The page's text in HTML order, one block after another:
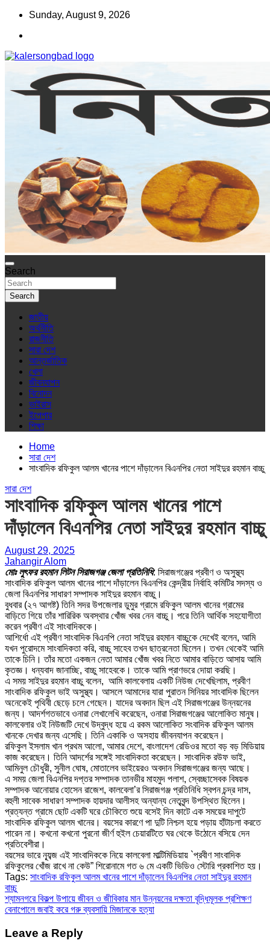
Skip
content
Sunday, August 9, 2026
কালের সংবাদ
www.kalersongbad.com
Search
Search
জাতীয়
অর্থনীতি
রাজনীতি
সারা দেশ
আন্তর্জাতিক
খেলা
জীবনযাপন
বিনোদন
ভাইরাস
ইপেপার
শিক্ষা
Home
সারা দেশ
সাংবাদিক রফিকুল আলম খানের পাশে দাঁড়ালেন বিএনপির নেতা সাইদুর রহমান বাচ্চু
সারা দেশ
সাংবাদিক রফিকুল আলম খানের পাশে
দাঁড়ালেন বিএনপির নেতা সাইদুর রহমান বাচ্চু
August 29, 2025
Jahangir Alom
মোঃ লুৎফর রহমান লিটন সিরাজগঞ্জ জেলা প্রতিনিধি: সিরাজগঞ্জের প্রবীণ ও অসুস্থ্য
সাংবাদিক রফিকুল আলম খানের পাশে দাঁড়ালেন বিএনপির কেন্দ্রীয় নির্বাহি কমিটির সদস্য ও
জেলা বিএনপির সাধারণ সম্পাদক সাইদুর রহমান বাচ্চু।
বুধবার (২৭ আগষ্ট) তিনি সদর উপজেলার ডুমুর গ্রামে রফিকুল আলম খানের গ্রামের
বাড়িতে গিয়ে তাঁর শারিরিক অবস্থার খোঁজ খবর নেন বাচ্চু। পরে তিনি আর্থিক সহযোগীতা
করেন প্রবীণ এই সাংবাদিককে।
আশির্ধো এই প্রবীণ সাংবাদিক বিএনপি নেতা সাইদুর রহমান বাচ্চুকে দেখেই বলেন, আমি
যখন পুরোদমে সাংবাদিকতা করি, বাচ্চু সাহেব তখন ছাত্রনেতা ছিলেন। তখন থেকেই আমি
তাকে চিনি। তাঁর মতো একজন নেতা আমার খোঁজ খবর নিতে আমার বাড়িতে আসায় আমি
কৃতজ্ঞ। ধন্যবাদ জানাচ্ছি, বাচ্চু সাহেবকে। তাকে আমি প্রাণভরে দোয়া করছি।
এ সময় সাইদুর রহমান বাচ্চু বলেন, আমি কালবেলায় একটি নিউজ দেখেছিলাম, প্রবীণ
সাংবাদিক রফিকুল ভাই অসুস্থ্য। আসলে আমাদের যারা পুরাতন সিনিয়র সাংবাদিক ছিলেন
অনেকেই পৃথিবী ছেড়ে চলে গেছেন। যাদের অবদান ছিল এই সিরাজগঞ্জের উন্নয়নের
জন্য। আদর্শগতভাবে ওনারা লেখালেখি করেছেন, ওনারা সিরাজগঞ্জের আলোকিত মানুষ।
কালবেলার ওই নিউজটি দেখে উদ্বুদ্ধ হয়ে এ রকম আলোকিত সংবাদিক রফিকুল আলম
খানকে দেখার জন্য এসেছি। তিনি একাকি ও অসহায় জীবনযাপন করেছেন।
রফিকুল ইসলাম খান প্রথম আলো, আমার দেশে, বাংলাদেশ রেডিওর মতো বড় বড় মিডিয়ায়
কাজ করেছেন। তিনি আদর্শের সঙ্গেই সাংবাদিকতা করেছেন। সাংবাদিক রউফ ভাই,
আমিনুল চৌধুরী, সুনীল ঘোষ, মোতালেব ভাইয়েরও অবদান সিরাজগঞ্জের জন্য আছে।
এ সময় জেলা বিএনপির দপ্তর সম্পাদক তানভীর মাহমুদ পলাশ, স্বেচ্ছাসেবক বিষয়ক
সম্পাদক আনোয়ার হোসেন রাজেশ, কালবেলা’র সিরাজগঞ্জ প্রতিনিধি স্বপন চন্দ্র দাস,
বহুলী সাবেক সাধারণ সম্পাদক হায়দার আলীসহ অন্যান্য নেতৃবৃন্দ উপস্থিত ছিলেন।
প্রত্যন্ত গ্রামে ছোট একটি ঘরে চৌকিতে শুয়ে বসেই দিন কাটে এক সময়ের দাপুটে
সাংবাদিক রফিকুল আলম খানের। বয়সের কারণে পা দুটি নিশ্চল হয়ে পড়ায় হাঁটাচলা করতে
পারেন না। কখনো কখনো পুরনো জীর্ণ হুইল চেয়ারটিতে ঘর থেকে উঠোনে বসিয়ে দেন
প্রতিবেশীরা।
বয়সের ভারে ন্যূব্জ এই সাংবাদিককে নিয়ে কালবেলা মাল্টিমিডিয়ায় `প্রবীণ সাংবাদিক
রফিকুলের খোঁজ রাখে না কেউ” শিরোনামে গত ৬ মে একটি ভিডিও স্টোরি প্রকাশিত হয়।
Tags: সাংবাদিক রফিকুল আলম খানের পাশে দাঁড়ালেন বিএনপির নেতা সাইদুর রহমান
বাচ্চু
Post
navigation
শ্যামনগরে বিকল্প উপায়ে জীবন ও জীবিকার মান উন্নয়নের দক্ষতা বৃদ্ধিমূলক প্রশিক্ষণ
বেনাপোলে জবাই করে গরু ব্যবসায়ি মিজানকে হত্যা
Leave a Reply